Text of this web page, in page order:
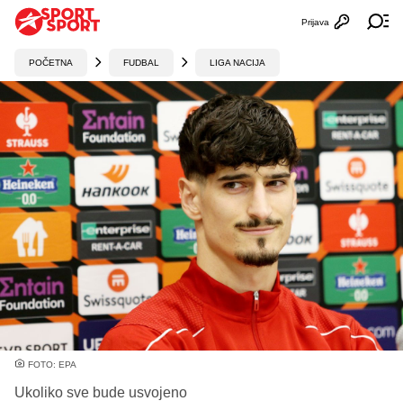
Otvori
Prijava
POČETNA FUDBAL LIGA NACIJA
FOTO: EPA
Ukoliko sve bude usvojeno